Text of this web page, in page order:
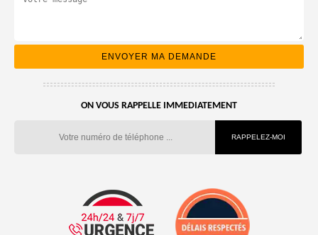
ON VOUS RAPPELLE IMMEDIATEMENT